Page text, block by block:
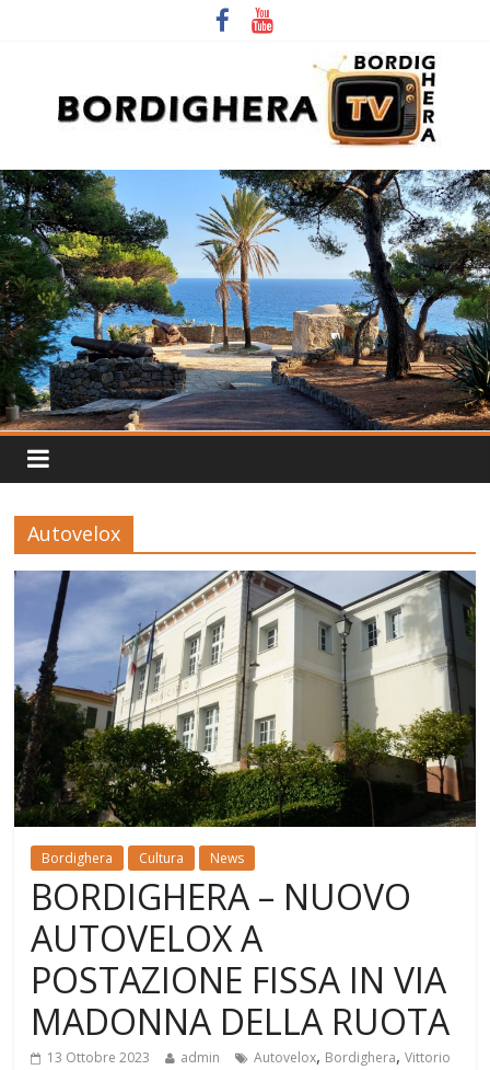
Autovelox
Bordighera Cultura News
BORDIGHERA – NUOVO
AUTOVELOX A
POSTAZIONE FISSA IN VIA
MADONNA DELLA RUOTA
13 Ottobre 2023 admin Autovelox, Bordighera,Vittorio